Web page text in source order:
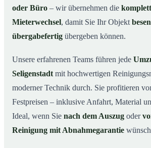
07 Jetzt Angebot anfordern
08So läuft eine Umzugsreinigung in
oder Büro – wir übernehmen die
Mieterwechsel, damit Sie Ihr Objekt
übergabefertig übergeben können.
Unsere erfahrenen Teams führen jede
Seligenstadt mit hochwertigen
moderner Technik durch. Sie profitieren
Festpreisen – inklusive Anfahrt, Material
Ideal, wenn Sie nach dem Auszug oder
Reinigung mit Abnahmegarantie